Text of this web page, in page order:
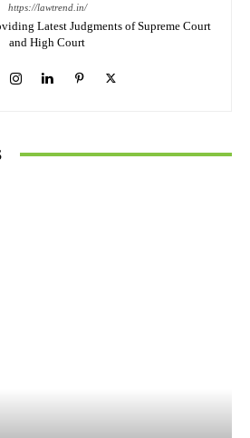
https://lawtrend.in/
Latest Judgments of Supreme Court
and High Court